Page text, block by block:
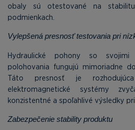
obaly sú otestované na
podmienkach.
Vylepšená presnosť testovania pri
Hydraulické pohony so svojimi
polohovania fungujú mimoriadne
Táto presnosť je
elektromagnetické systémy
konzistentné a spoľahlivé výsledky
Zabezpečenie stability produktu